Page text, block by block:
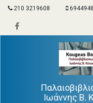
210 3219608
Ιωάννης Β.